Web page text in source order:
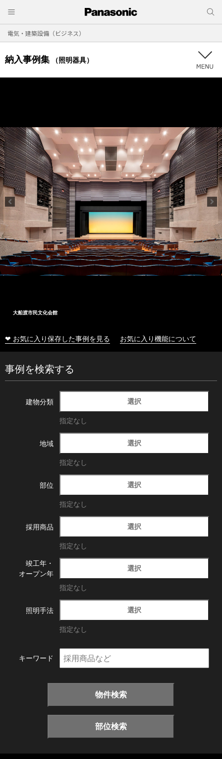
電気・建築設備（ビジネス）
納入事例集 （照明器具）
大船渡市民文化会館
❤ お気に入り保存した事例を見る お気に入り機能について
事例を検索する
建物分類 選択
指定なし
地域 選択
指定なし
部位 選択
指定なし
採用商品 選択
指定なし
竣工年・
オープン年
選択
指定なし
照明手法 選択
指定なし
キーワード
物件検索
部位検索